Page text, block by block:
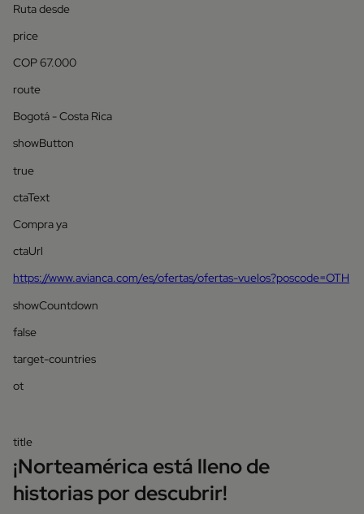
Ruta desde
price
COP 67.000
route
Bogotá - Costa Rica
showButton
true
ctaText
Compra ya
ctaUrl
https://www.avianca.com/es/ofertas/ofertas-vuelos?poscode=OTH
showCountdown
false
target-countries
ot
title
¡Norteamérica está lleno de
historias por descubrir!